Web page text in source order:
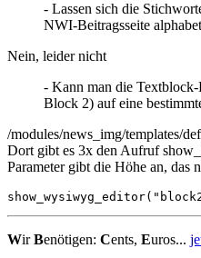
- Lassen sich die
NWI-Beitragsseite
Nein, leider nicht
- Kann man die
Block 2) auf eine
/modules/news_img/templates/
Dort gibt es 3x den Aufruf
Parameter gibt die Höhe an, das
WirBenötigen: Cents, Euros...